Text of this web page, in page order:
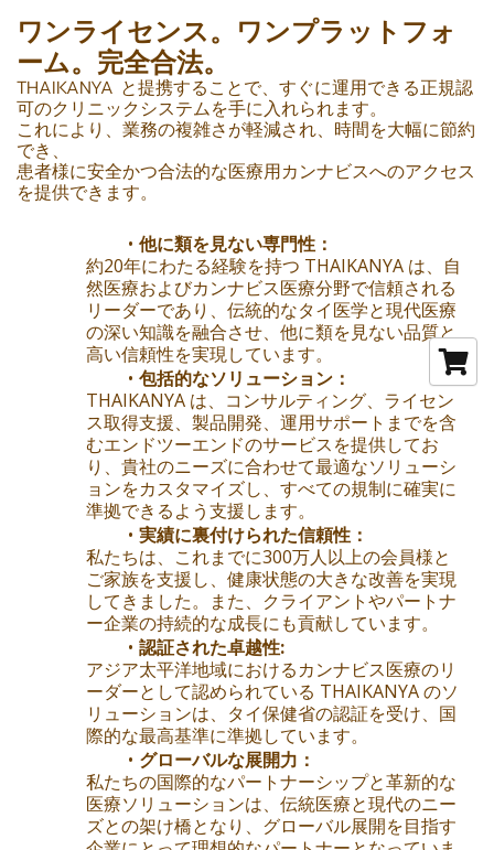
ワンライセンス。ワンプラットフォ
ーム。完全合法。
THAIKANYA と提携することで、すぐに運用できる正規認
可のクリニックシステムを手に入れられます。
これにより、業務の複雑さが軽減され、時間を大幅に節約
でき、
患者様に安全かつ合法的な医療用カンナビスへのアクセス
を提供できます。
他に類を見ない専門性：
約20年にわたる経験を持つ THAIKANYA は、自
然医療およびカンナビス医療分野で信頼される
リーダーであり、伝統的なタイ医学と現代医療
の深い知識を融合させ、他に類を見ない品質と
高い信頼性を実現しています。
包括的なソリューション：
THAIKANYA は、コンサルティング、ライセン
ス取得支援、製品開発、運用サポートまでを含
むエンドツーエンドのサービスを提供してお
り、貴社のニーズに合わせて最適なソリューシ
ョンをカスタマイズし、すべての規制に確実に
準拠できるよう支援します。
実績に裏付けられた信頼性：
私たちは、これまでに300万人以上の会員様と
ご家族を支援し、健康状態の大きな改善を実現
してきました。また、クライアントやパートナ
ー企業の持続的な成長にも貢献しています。
認証された卓越性:
アジア太平洋地域におけるカンナビス医療のリ
ーダーとして認められている THAIKANYA のソ
リューションは、タイ保健省の認証を受け、国
際的な最高基準に準拠しています。
グローバルな展開力：
私たちの国際的なパートナーシップと革新的な
医療ソリューションは、伝統医療と現代のニー
ズとの架け橋となり、グローバル展開を目指す